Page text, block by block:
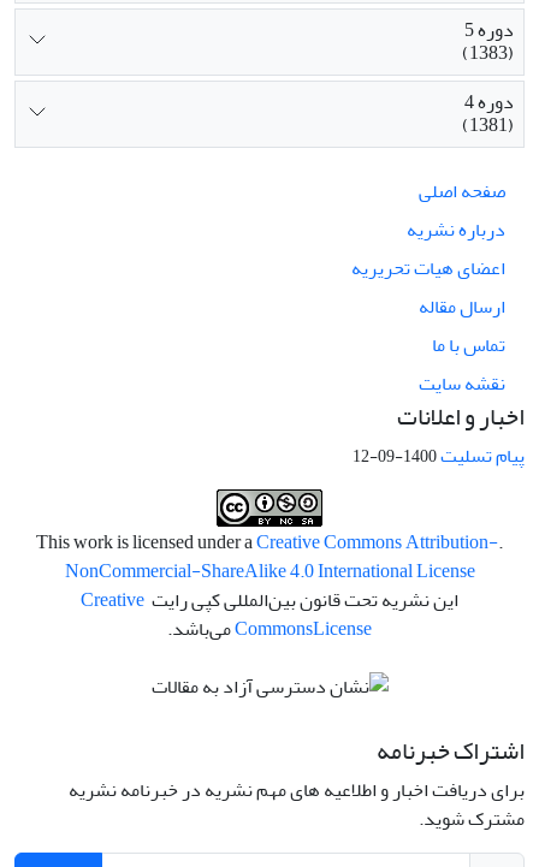
دوره 5
(1383)
دوره 4
(1381)
صفحه اصلی
درباره نشریه
اعضای هیات تحریریه
ارسال مقاله
تماس با ما
نقشه سایت
اخبار و اعلانات
پیام تسلیت1400-09-12
.This work is licensed under a
Creative Commons Attribution-
NonCommercial-ShareAlike 4.0 International License
این نشریه تحت قانون بین‌المللی کپی رایت Creative
CommonsLicense می‌باشد.
اشتراک خبرنامه
برای دریافت اخبار و اطلاعیه های مهم نشریه در خبرنامه نشریه
مشترک شوید.